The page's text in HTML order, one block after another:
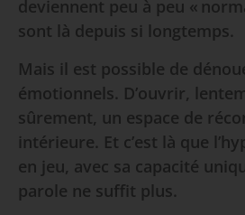
deviennent peu à peu «
sont là depuis si longtemps.
Mais il est possible de
émotionnels. D’ouvrir,
sûrement, un espace de
intérieure. Et c’est là que
en jeu, avec sa capacité
parole ne suffit plus.